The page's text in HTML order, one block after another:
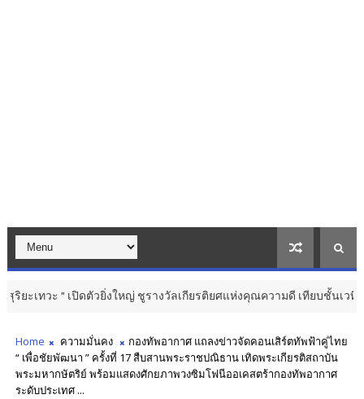
วยิ่งใหญ่ ชูรางวัลเกียรติยศแห่งคุณความดี เทียบชั้นเวทีระดับสากล ...
Home ความมั่นคง
กองทัพอากาศ แถลงข่าวจัดคอนเสิร์ตทัพฟ้าคู่ไทย
“ เพื่อชัยพัฒนา ” ครั้งที่ 17 สืบสานพระราชปณิธาน เทิดพระเกียรติสถาบัน
พระมหากษัตริย์ พร้อมแสดงศักยภาพวงซิมโฟนีออเคสตร้ากองทัพอากาศ
ระดับประเทศ ...